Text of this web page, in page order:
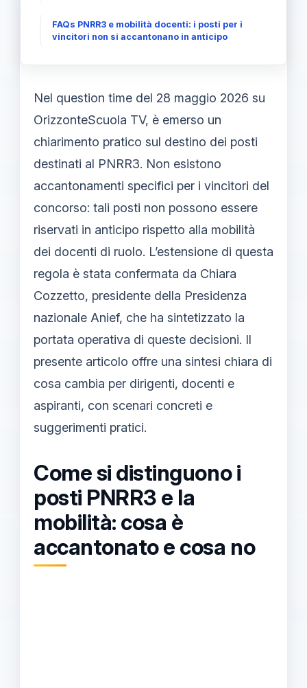
FAQs PNRR3 e mobilità docenti: i posti per i
vincitori non si accantonano in anticipo
Nel question time del 28 maggio 2026 su
OrizzonteScuola TV, è emerso un
chiarimento pratico sul destino dei posti
destinati al PNRR3. Non esistono
accantonamenti specifici per i vincitori del
concorso: tali posti non possono essere
riservati in anticipo rispetto alla mobilità
dei docenti di ruolo. L’estensione di questa
regola è stata confermata da Chiara
Cozzetto, presidente della Presidenza
nazionale Anief, che ha sintetizzato la
portata operativa di queste decisioni. Il
presente articolo offre una sintesi chiara di
cosa cambia per dirigenti, docenti e
aspiranti, con scenari concreti e
suggerimenti pratici.
Come si distinguono i
posti PNRR3 e la
mobilità: cosa è
accantonato e cosa no